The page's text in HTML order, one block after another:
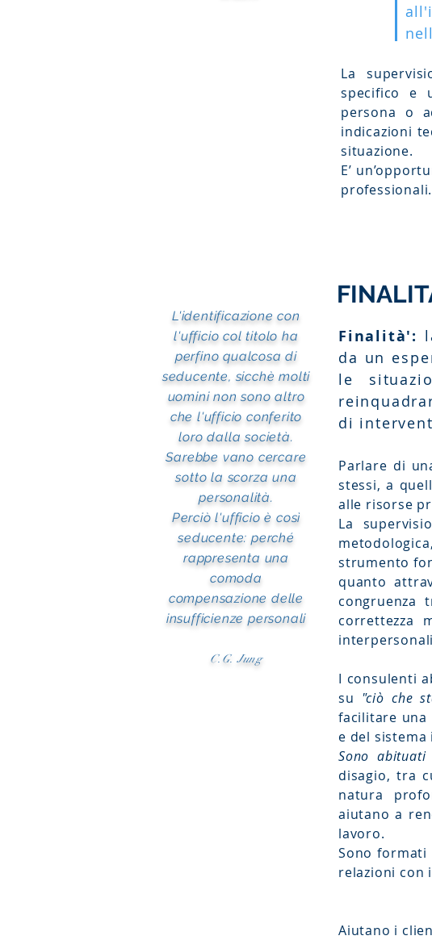
L'identificazione con
l'ufficio col titolo ha
perfino qualcosa di
seducente, sicchè molti
uomini non sono altro
che l'ufficio conferito
loro dalla società.
Sarebbe vano cercare
sotto la scorza una
personalità.
Perciò l'ufficio è così
seducente: perché
rappresenta una
comoda
compensazione delle
insufficienze personali
C.G. Jung
La
specifico e
persona o
indicazioni
situazione.
E’
professionali.
Finalità':
da un
le
di
Parlare di
stessi, a
alle risorse
La
strumento
quanto
correttezza
I consulenti
su "ciò che
facilitare una
e del
Sono
disagio, tra
natura
aiutano a
lavoro.
Sono
relazioni con
Aiutano i